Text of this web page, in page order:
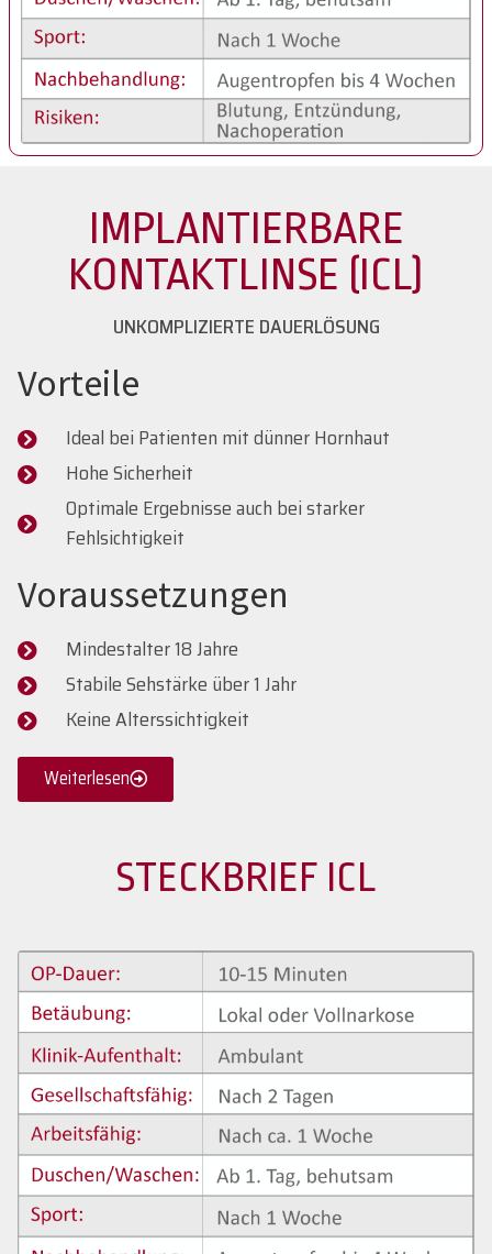
IMPLANTIERBARE
KONTAKTLINSE (ICL)
UNKOMPLIZIERTE DAUERLÖSUNG
Vorteile
Ideal bei Patienten mit dünner Hornhaut
Hohe Sicherheit
Optimale Ergebnisse auch bei starker
Fehlsichtigkeit
Voraussetzungen
Mindestalter 18 Jahre
Stabile Sehstärke über 1 Jahr
Keine Alterssichtigkeit
Weiterlesen
STECKBRIEF ICL